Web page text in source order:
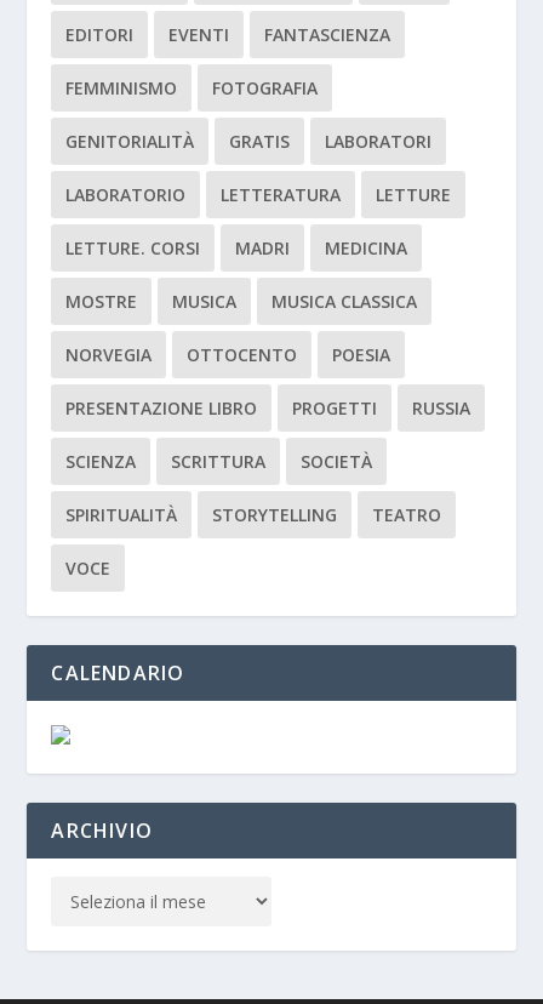
EDITORI EVENTI FANTASCIENZA
FEMMINISMO FOTOGRAFIA
GENITORIALITÀ GRATIS LABORATORI
LABORATORIO LETTERATURA LETTURE
LETTURE. CORSI MADRI MEDICINA
MOSTRE MUSICA MUSICA CLASSICA
NORVEGIA OTTOCENTO POESIA
PRESENTAZIONE LIBRO PROGETTI RUSSIA
SCIENZA SCRITTURA SOCIETÀ
SPIRITUALITÀ STORYTELLING TEATRO
VOCE
CALENDARIO
ARCHIVIO